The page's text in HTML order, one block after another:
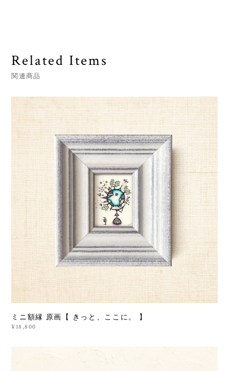
Related Items
関連商品
ミニ額縁 原画【 きっと、ここに。 】
¥18,800